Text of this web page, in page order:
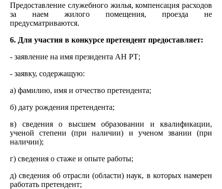
Предоставление служебного жилья, компенсация расходов
за наем жилого помещения, проезда не
предусматриваются.
6. Для участия в конкурсе претендент предоставляет:
- заявление на имя президента АН РТ;
- заявку, содержащую:
а) фамилию, имя и отчество претендента;
б) дату рождения претендента;
в) сведения о высшем образовании и квалификации,
ученой степени (при наличии) и ученом звании (при
наличии);
г) сведения о стаже и опыте работы;
д) сведения об отрасли (области) наук, в которых намерен
работать претендент;